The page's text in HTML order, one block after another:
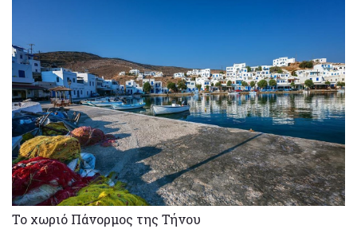
Το χωριό Πάνορμος της Τήνου